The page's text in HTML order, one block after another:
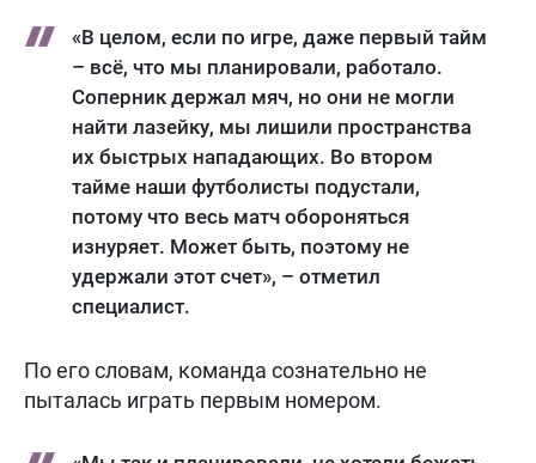
«В целом, если по игре, даже первый тайм
– всё, что мы планировали, работало.
Соперник держал мяч, но они не могли
найти лазейку, мы лишили пространства
их быстрых нападающих. Во втором
тайме наши футболисты подустали,
потому что весь матч обороняться
изнуряет. Может быть, поэтому не
удержали этот счет», – отметил
специалист.
По его словам, команда сознательно не
пыталась играть первым номером.